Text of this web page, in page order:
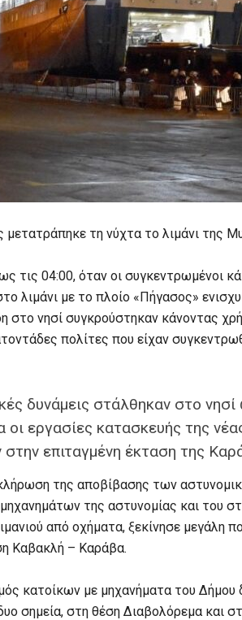
μετατράπηκε τη νύχτα το λιμάνι της
τις 04:00, όταν οι συγκεντρωμένοι
λιμάνι με το πλοίο «Πήγασος»
στο νησί συγκρούστηκαν κάνοντας
πολίτες που είχαν
δυνάμεις στάλθηκαν στο
οι εργασίες κατασκευής της
επιταγμένη έκταση της
της αποβίβασης των
της αστυνομίας και του
από οχήματα, ξεκίνησε μεγάλη
Καβακλή – Καράβα.
κατοίκων με μηχανήματα του Δήμου
σημεία, στη θέση Διαβολόρεμα και